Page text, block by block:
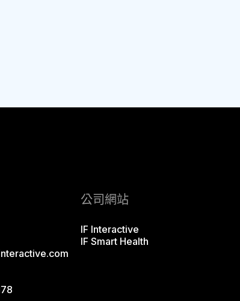
公司網站
IF Interactive
IF Smart Health